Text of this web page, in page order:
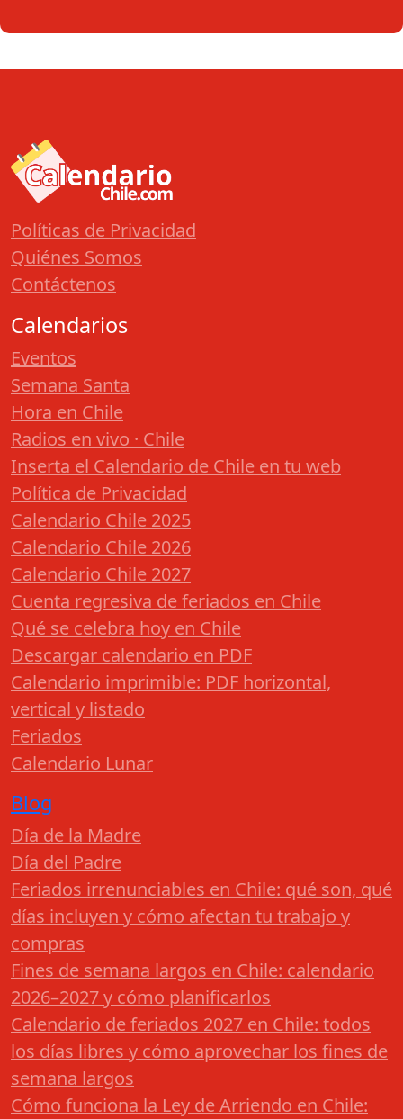
Políticas de Privacidad
Quiénes Somos
Contáctenos
Calendarios
Eventos
Semana Santa
Hora en Chile
Radios en vivo · Chile
Inserta el Calendario de Chile en tu web
Política de Privacidad
Calendario Chile 2025
Calendario Chile 2026
Calendario Chile 2027
Cuenta regresiva de feriados en Chile
Qué se celebra hoy en Chile
Descargar calendario en PDF
Calendario imprimible: PDF horizontal,
vertical y listado
Feriados
Calendario Lunar
Blog
Día de la Madre
Día del Padre
Feriados irrenunciables en Chile: qué son, qué
días incluyen y cómo afectan tu trabajo y
compras
Fines de semana largos en Chile: calendario
2026–2027 y cómo planificarlos
Calendario de feriados 2027 en Chile: todos
los días libres y cómo aprovechar los fines de
semana largos
Cómo funciona la Ley de Arriendo en Chile: